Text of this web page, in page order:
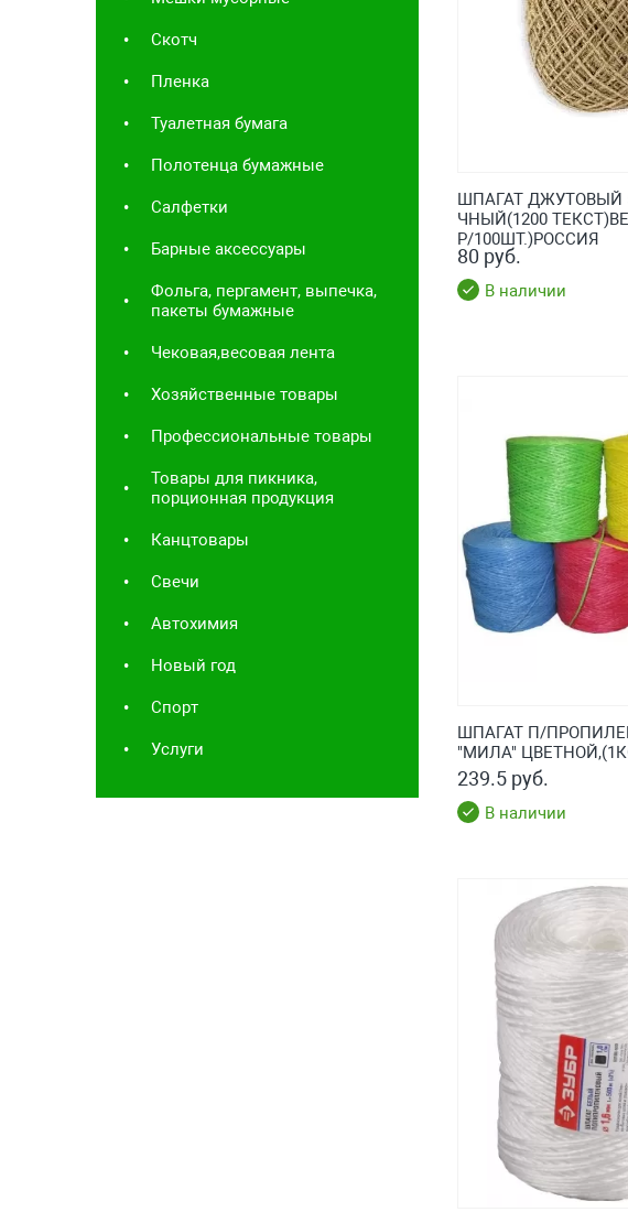
Скотч
Пленка
Туалетная бумага
Полотенца бумажные
Салфетки
Барные аксессуары
Фольга, пергамент, выпечка,
пакеты бумажные
Чековая,весовая лента
Хозяйственные товары
Профессиональные товары
Товары для пикника,
порционная продукция
Канцтовары
Свечи
Автохимия
Новый год
Спорт
Услуги
ШПАГАТ ДЖУТОВЫЙ
ЧНЫЙ(1200
Р/100ШТ.)РОССИЯ
80 руб.
В наличии
ШПАГАТ П/
"МИЛА"
239.5 руб.
В наличии